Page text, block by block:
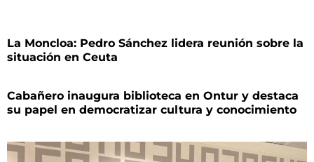
La Moncloa: Pedro Sánchez lidera reunión sobre la
situación en Ceuta
Cabañero inaugura biblioteca en Ontur y destaca
su papel en democratizar cultura y conocimiento